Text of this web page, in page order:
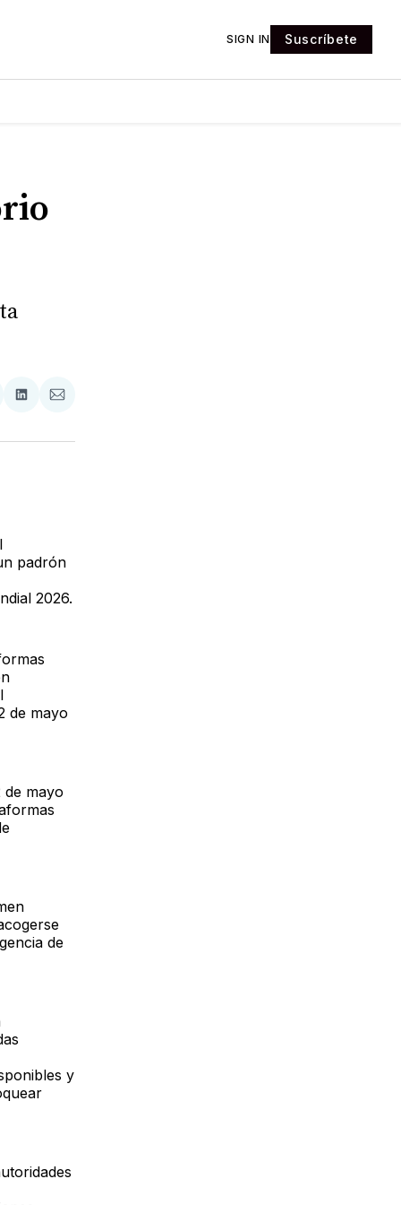
SIGN IN Suscríbete
Compartir
LinkedIn
Compartir
Email
padrón
2026.
de mayo
de mayo
de
y